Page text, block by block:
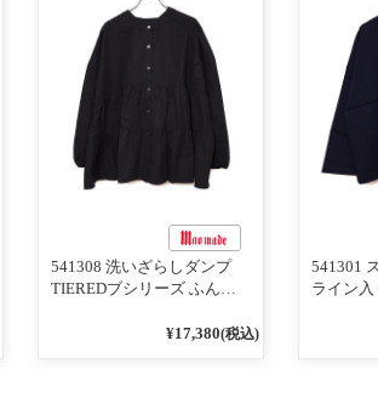
541308 洗いざらしダンプ
TIEREDブシリーズ ふんわ
99ブラック/クロ¥17,380(税込)
541301
ライン